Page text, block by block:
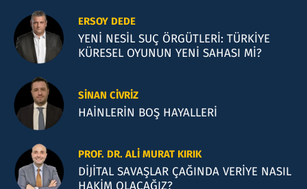
ERSOY DEDE
YENİ NESİL SUÇ ÖRGÜTLERİ: TÜRKİYE
KÜRESEL OYUNUN YENİ SAHASI Mİ?
SINAN CIVRIZ
HAİNLERİN BOŞ HAYALLERİ
PROF. DR. ALI MURAT KIRIK
DİJİTAL SAVAŞLAR ÇAĞINDA VERİYE NASIL
HAKİM OLACAĞIZ?